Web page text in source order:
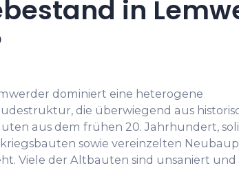
in
dominiert eine heterogene
die überwiegend aus
aus dem frühen 20. Jahrhundert,
sowie vereinzelten
Viele der Altbauten sind unsaniert und